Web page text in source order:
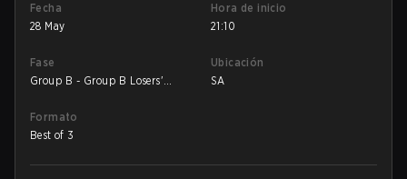
Fecha
28 May
Hora de inicio
21:10
Fase
Group B - Group B Losers'
Ubicación
SA
Formato
Best of 3